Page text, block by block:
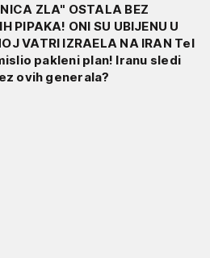
ZLA" OSTALA BEZ
PIPAKA! ONI SU UBIJENU U
VATRI IZRAELA NA IRAN Tel
pakleni plan! Iranu sledi
ovih generala?